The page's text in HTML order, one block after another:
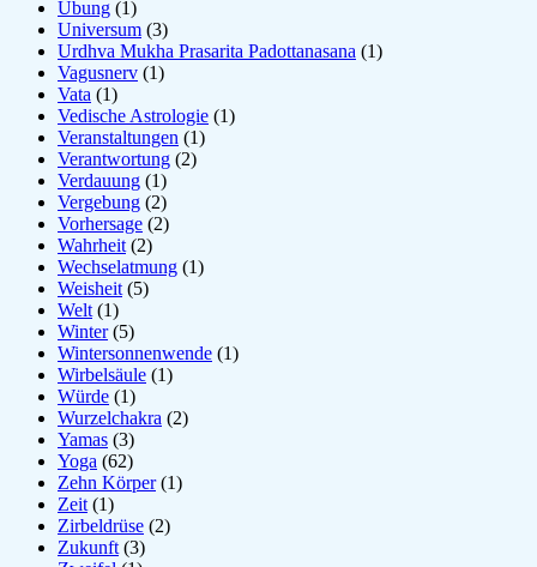
Übung (1)
Universum (3)
Urdhva Mukha Prasarita Padottanasana (1)
Vagusnerv (1)
Vata (1)
Vedische Astrologie (1)
Veranstaltungen (1)
Verantwortung (2)
Verdauung (1)
Vergebung (2)
Vorhersage (2)
Wahrheit (2)
Wechselatmung (1)
Weisheit (5)
Welt (1)
Winter(5)
Wintersonnenwende (1)
Wirbelsäule (1)
Würde (1)
Wurzelchakra (2)
Yamas (3)
Yoga (62)
Zehn Körper(1)
Zeit (1)
Zirbeldrüse (2)
Zukunft (3)